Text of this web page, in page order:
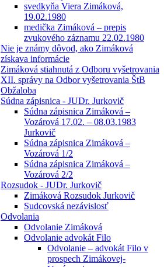
svedkyňa Viera Zimáková,
19.02.1980
medička Zimáková – prepis
zvukového záznamu 22.02.1980
Nie je známy dôvod, ako Zimáková
získava informácie
Zimáková stiahnutá z Odboru vyšetrovania
XII. správy na Odbor vyšetrovania ŠtB
Obžaloba
Súdna zápisnica - JUDr. Jurkovič
Súdna zápisnica Zimáková –
Vozárová 17.02. – 08.03.1983
Jurkovič
Súdna zápisnica Zimáková –
Vozárová 1/2
Súdna zápisnica Zimáková –
Vozárová 2/2
Rozsudok - JUDr. Jurkovič
Zimáková Rozsudok Jurkovič
Sudcovská nezávislosť
Odvolania
Odvolanie Zimáková
Odvolanie advokát Filo
Odvolanie – advokát Filo v
prospech Zimákovej-